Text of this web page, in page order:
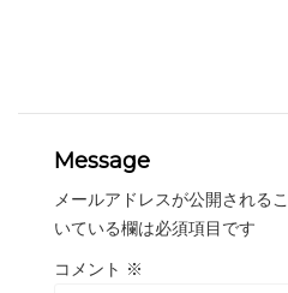
Message
メールアドレスが公開される
いている欄は必須項目です
コメント ※